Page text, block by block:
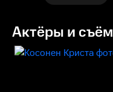
Актёры и